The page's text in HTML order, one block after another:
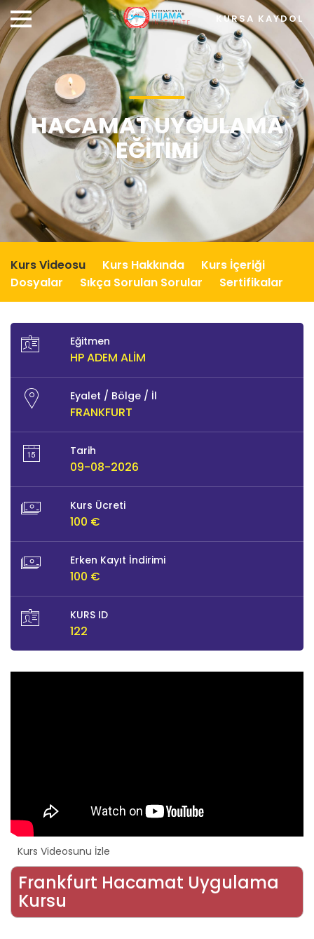
HACAMAT UYGULAMA
EĞITIMI
Kurs Videosu Kurs Hakkında
Kurs İçeriği
Dosyalar
Sıkça Sorulan Sorular Sertifikalar
Eğitmen
HP ADEM ALIM
Eyalet / Bölge / İl
FRANKFURT
Tarih
09-08-2026
Kurs Ücreti
100 €
Erken Kayıt İndirimi
100 €
KURS ID
122
Kurs Videosunu İzle
Frankfurt Hacamat Uygulama
Kursu
KURSA KAYDOL